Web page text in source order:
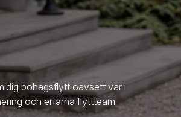
bohagsflytt oavsett var i
och erfarna flyttteam